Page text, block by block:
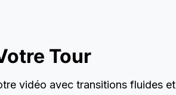
Tour
vidéo avec transitions fluides et